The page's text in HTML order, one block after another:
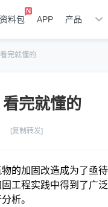
料包 APP 产品
完就懂的
完就懂的
[复制转发]
的加固改造成为了亟
工程实践中得到了广
析。